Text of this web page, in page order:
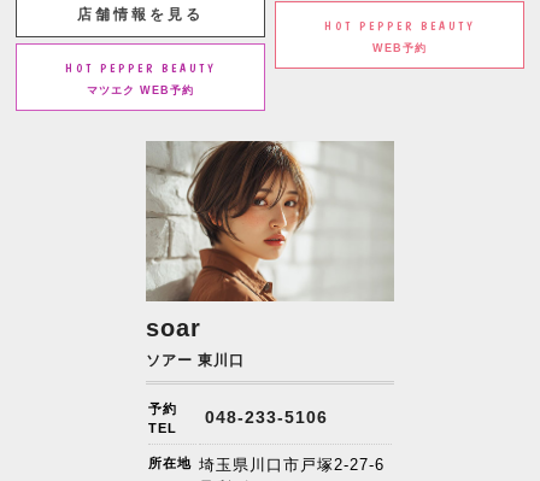
店舗情報を見る
HOT PEPPER BEAUTY
マツエク WEB予約
HOT PEPPER BEAUTY
WEB予約
soar
ソアー 東川口
予約
TEL
048-233-5106
所在地 埼玉県川口市戸塚2-27-6